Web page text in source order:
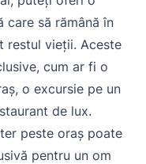
care să rămână în
restul vieții. Aceste
cum ar fi o
o excursie pe un
de lux.
peste oraș poate
pentru un om